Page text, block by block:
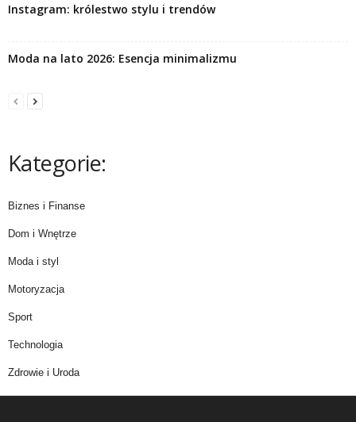
Instagram: królestwo stylu i trendów
Moda na lato 2026: Esencja minimalizmu
Kategorie:
Biznes i Finanse
Dom i Wnętrze
Moda i styl
Motoryzacja
Sport
Technologia
Zdrowie i Uroda